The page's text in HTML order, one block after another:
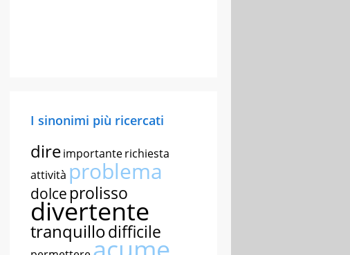
I sinonimi più ricercati
direimportanterichiesta
attività problema
dolce prolisso
divertente
tranquillodifficile